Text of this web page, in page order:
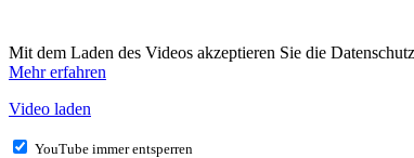
Mit dem Laden des Videos akzeptieren Sie die
Mehr erfahren
Video laden
YouTube immer entsperren